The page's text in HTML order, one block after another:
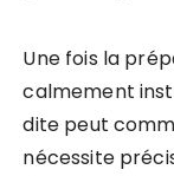
Une fois la
calmement
dite peut
nécessite